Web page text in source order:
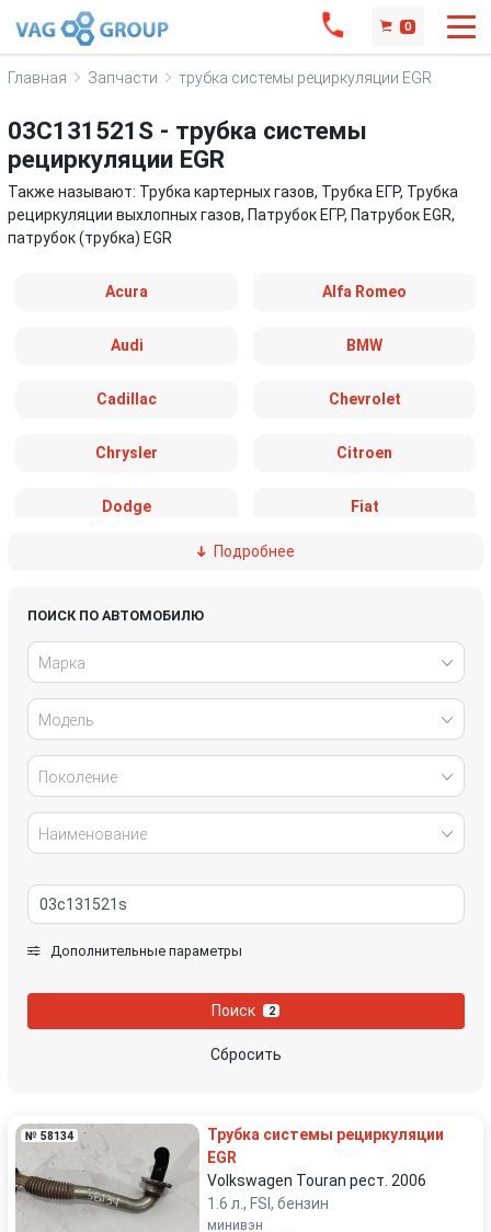
0
Главная Запчасти трубка системы рециркуляции EGR
03C131521S - трубка системы
рециркуляции EGR
Также называют: Трубка картерных газов, Трубка ЕГР, Трубка
рециркуляции выхлопных газов, Патрубок ЕГР, Патрубок EGR,
патрубок (трубка) EGR
Acura Alfa Romeo
Audi BMW
Cadillac Chevrolet
Chrysler Citroen
Dodge Fiat
Honda
Kia
Land Rover
Mazda Mercedes-Benz
Nissan Opel
SEAT
Smart SsangYong
Подробнее
ПОИСК ПО АВТОМОБИЛЮ
Марка
Модель
Поколение
Наименование
Дополнительные параметры
Поиск 2
Сбросить
№ 58134
Трубка системы рециркуляции
EGR
Volkswagen Touran рест. 2006
1.6 л., FSI, бензин
минивэн